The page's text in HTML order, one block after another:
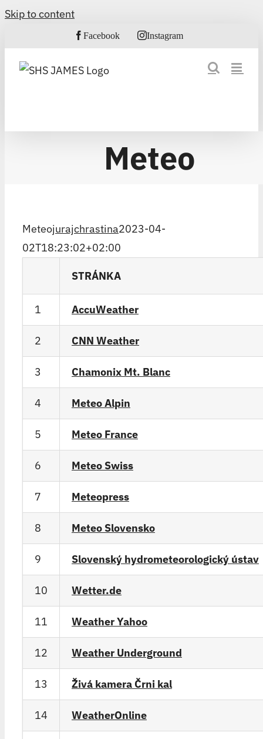
Skip to content
Facebook Instagram
Meteo
Meteojurajchrastina2023-04-
02T18:23:02+02:00
STRÁNKA
1 AccuWeather
2 CNN Weather
3 Chamonix Mt. Blanc
4 Meteo Alpin
5 Meteo France
6 Meteo Swiss
7 Meteopress
8 Meteo Slovensko
9 Slovenský hydrometeorologický ústav
10 Wetter.de
11 Weather Yahoo
12 Weather Underground
13 Živá kamera Črni kal
14 WeatherOnline